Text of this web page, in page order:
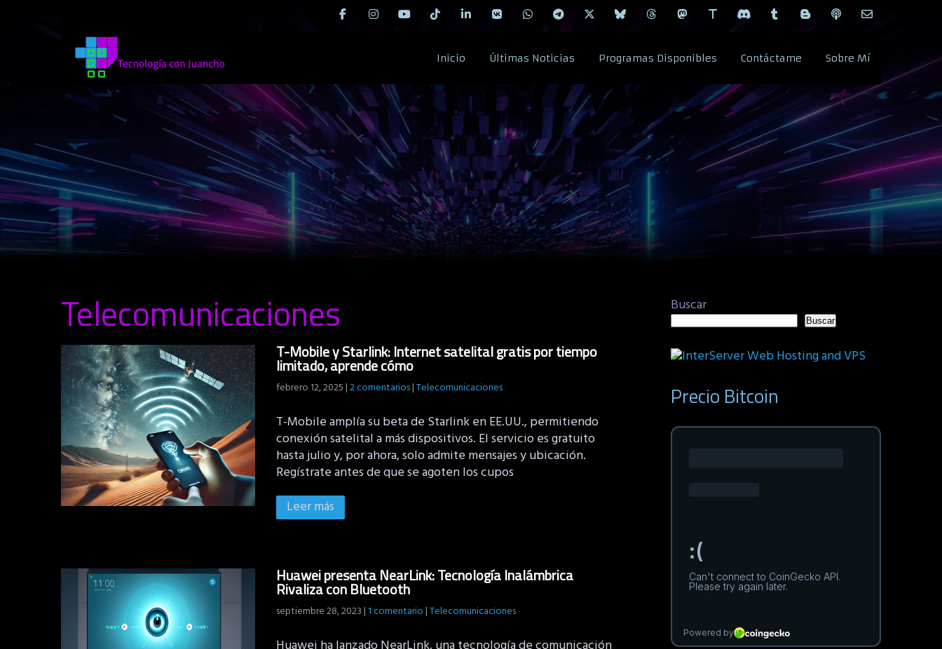
Inicio Últimas Noticias Programas Disponibles Contáctame Sobre Mí
Telecomunicaciones
T-Mobile y Starlink: Internet satelital gratis por tiempo
limitado, aprende cómo
febrero 12, 2025|2 comentarios|Telecomunicaciones
T-Mobile amplía su beta de Starlink en EE.UU., permitiendo
conexión satelital a más dispositivos. El servicio es gratuito
hasta julio y, por ahora, solo admite mensajes y ubicación.
Regístrate antes de que se agoten los cupos
Leer más
Huawei presenta NearLink: Tecnología Inalámbrica
Rivaliza con Bluetooth
septiembre 28, 2023|1 comentario|Telecomunicaciones
Buscar
Buscar
Precio Bitcoin